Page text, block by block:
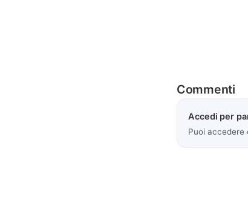
Commenti
Accedi per
Puoi accedere